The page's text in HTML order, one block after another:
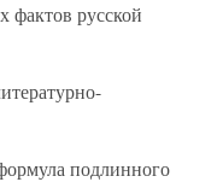
фактов русской
подлинного